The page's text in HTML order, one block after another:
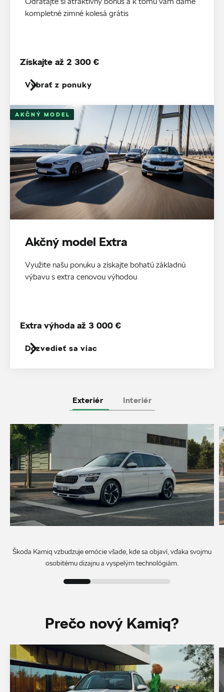
kompletné zimné kolesá grátis
Vybrať z ponuky
Získajte až 2 300 €
AKČNÝ MODEL
Akčný model Extra
Využite našu ponuku a získajte bohatú základnú
výbavu s extra cenovou výhodou
Dozvedieť sa viac
Extra výhoda až 3 000 €
Exteriér Interiér
Škoda Kamiq vzbudzuje emócie všade, kde sa objaví, vďaka svojmu
osobitému dizajnu a vyspelým technológiám.
Prečo nový Kamiq?